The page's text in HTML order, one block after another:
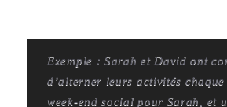
Exemple : Sarah et David ont
d’alterner leurs activités chaque
week-end social pour Sarah, et